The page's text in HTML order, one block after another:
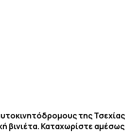
της Τσεχίας
βινιέτα. Καταχωρίστε αμέσως